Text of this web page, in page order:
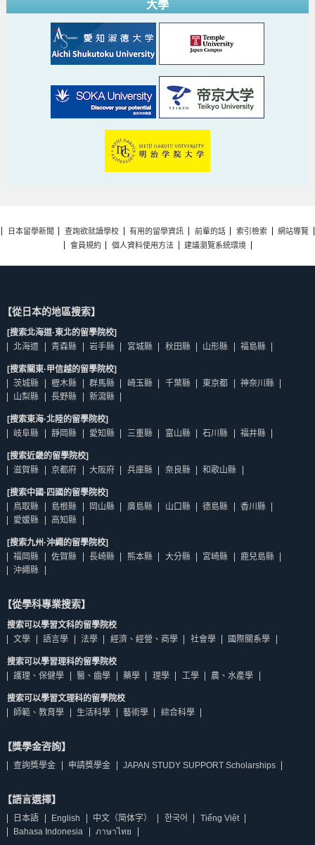
大學
日本留學新聞 查詢欲就讀學校 有用的留學資訊 前輩的話 索引檢索
網站導覽
會員規約
個人資料使用方法 建議瀏覽系統環境
【從日本的地區搜索】
[搜索北海道·東北的留學院校]
北海道
青森縣 岩手縣 宮城縣 秋田縣 山形縣 福島縣
[搜索關東·甲信越的留學院校]
茨城縣
櫪木縣 群馬縣 崎玉縣 千葉縣 東京都
神奈川縣
山梨縣
長野縣 新瀉縣
[搜索東海·北陸的留學院校]
岐阜縣
靜岡縣 愛知縣 三重縣 富山縣 石川縣 福井縣
[搜索近畿的留學院校]
滋賀縣
京都府 大阪府 兵庫縣 奈良縣 和歌山縣
[搜索中國·四國的留學院校]
鳥取縣
島根縣 岡山縣 廣島縣 山口縣 德島縣
香川縣
愛媛縣
高知縣
[搜索九州·沖繩的留學院校]
福岡縣
佐賀縣 長崎縣 熊本縣 大分縣 宮崎縣
鹿兒島縣
沖繩縣
【從學科專業搜索】
搜索可以學習文科的留學院校
文學
語言學 法學 經濟、經營、商學 社會學 國際關系學
搜索可以學習理科的留學院校
護理、保健學
醫、齒學 藥學 理學 工學 農、水產學
搜索可以學習文理科的留學院校
師範、教育學
生活科學 藝術學 綜合科學
【獎學金咨詢】
查詢獎學金 申請獎學金 JAPAN STUDY SUPPORT Scholarships
【語言選擇】
日本語 English 中文（简体字） 한국어
Tiếng Việt
Bahasa Indonesia
ภาษาไทย